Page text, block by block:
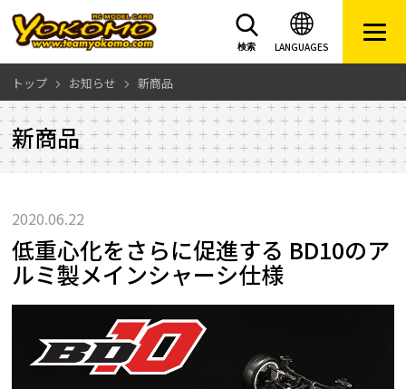
LANGUAGES
検索
トップ お知らせ 新商品
新商品
2020.06.22
低重心化をさらに促進する BD10のア
ルミ製メインシャーシ仕様